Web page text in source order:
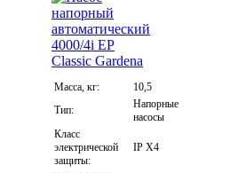
Масса, кг:
10,5
Тип:
Напорные
насосы
Класс
электрической
защиты:
IP X4